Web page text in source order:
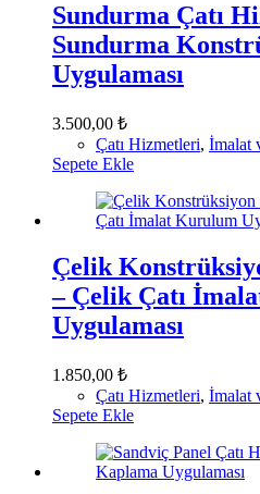
Sundurma Çatı
Sundurma
Uygulaması
3.500,00 ₺
Çatı Hizmetleri, İmalat
Sepete Ekle
Çelik
– Çelik Çatı
Uygulaması
1.850,00 ₺
Çatı Hizmetleri, İmalat
Sepete Ekle